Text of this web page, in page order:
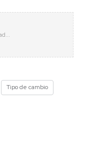
Tipo de cambio